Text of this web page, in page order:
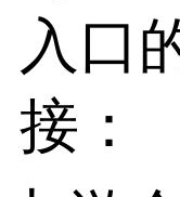
入口
接：